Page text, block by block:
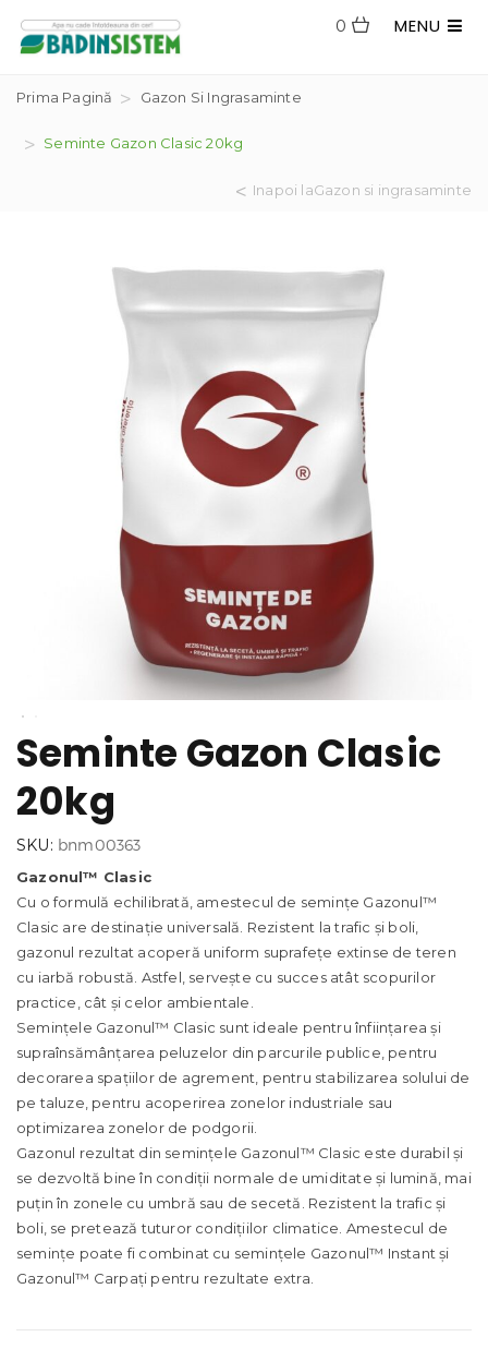
MENU
0
Prima Pagină Gazon Si Ingrasaminte
Seminte Gazon Clasic 20kg
Inapoi laGazon si ingrasaminte
Seminte Gazon Clasic
20kg
SKU: bnm00363
Gazonul™ Clasic
Cu o formulă echilibrată, amestecul de semințe Gazonul™
Clasic are destinație universală. Rezistent la trafic și boli,
gazonul rezultat acoperă uniform suprafețe extinse de teren
cu iarbă robustă. Astfel, servește cu succes atât scopurilor
practice, cât și celor ambientale.
Semințele Gazonul™ Clasic sunt ideale pentru înființarea și
supraînsămânțarea peluzelor din parcurile publice, pentru
decorarea spațiilor de agrement, pentru stabilizarea solului de
pe taluze, pentru acoperirea zonelor industriale sau
optimizarea zonelor de podgorii.
Gazonul rezultat din semințele Gazonul™ Clasic este durabil și
se dezvoltă bine în condiții normale de umiditate și lumină, mai
puțin în zonele cu umbră sau de secetă. Rezistent la trafic și
boli, se pretează tuturor condițiilor climatice. Amestecul de
semințe poate fi combinat cu semințele Gazonul™ Instant și
Gazonul™ Carpați pentru rezultate extra.